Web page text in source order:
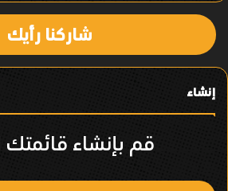
ا
ل
ع
ن
شاركنا رأيك
إنشاء
قم بإنشاء قائمتك